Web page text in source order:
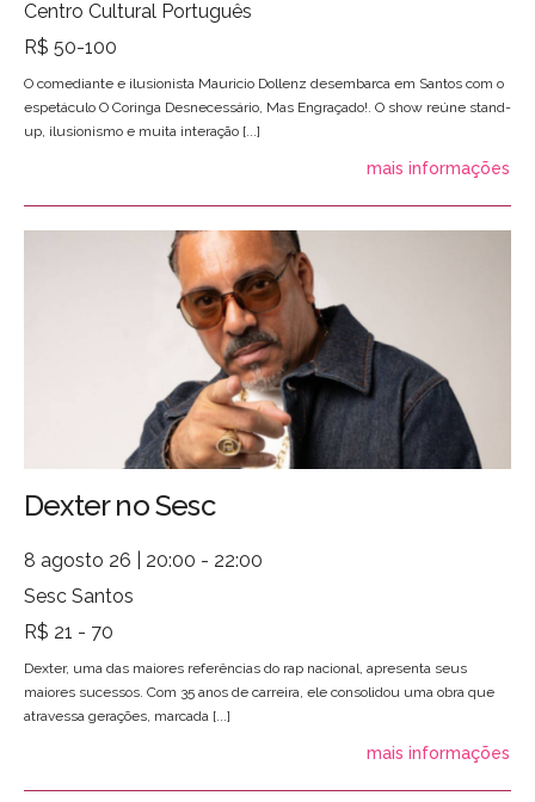
Centro Cultural Português
R$ 50-100
O comediante e ilusionista Mauricio Dollenz desembarca em Santos com o
espetáculo O Coringa Desnecessário, Mas Engraçado!. O show reúne stand-
up, ilusionismo e muita interação [...]
mais informações
Dexter no Sesc
8 agosto 26 | 20:00 - 22:00
Sesc Santos
R$ 21 - 70
Dexter, uma das maiores referências do rap nacional, apresenta seus
maiores sucessos. Com 35 anos de carreira, ele consolidou uma obra que
atravessa gerações, marcada [...]
mais informações